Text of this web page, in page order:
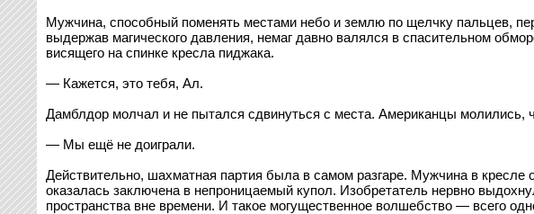
Мужчина, способный поменять местами небо и землю по щелчку пальцев,
выдержав магического давления, немаг давно валялся в спасительном
висящего на спинке кресла пиджака.
— Кажется, это тебя, Ал.
Дамблдор молчал и не пытался сдвинуться с места. Американцы молились,
— Мы ещё не доиграли.
Действительно, шахматная партия была в самом разгаре. Мужчина в
оказалась заключена в непроницаемый купол. Изобретатель нервно
пространства вне времени. И такое могущественное волшебство — всего